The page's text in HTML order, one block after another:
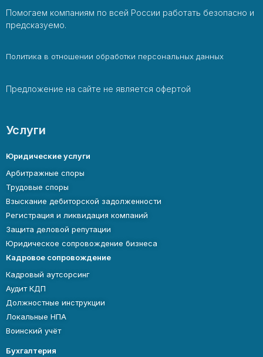
Помогаем компаниям по всей России работать безопасно и
предсказуемо.
Политика в отношении обработки персональных данных
Предложение на сайте не является офертой
Услуги
Юридические услуги
Арбитражные споры
Трудовые споры
Взыскание дебиторской задолженности
Регистрация и ликвидация компаний
Защита деловой репутации
Юридическое сопровождение бизнеса
Кадровое сопровождение
Кадровый аутсорсинг
Аудит КДП
Должностные инструкции
Локальные НПА
Воинский учёт
Бухгалтерия